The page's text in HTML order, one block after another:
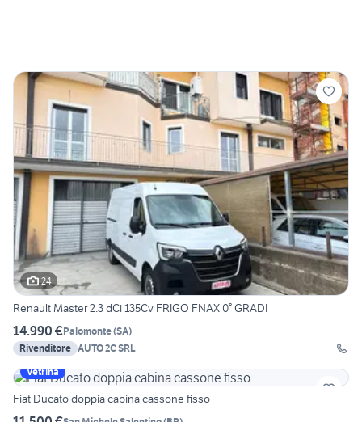
24
Renault Master 2.3 dCi 135Cv FRIGO FNAX 0° GRADI
14.990 €Palomonte(SA)
Rivenditore AUTO 2C SRL
Vetrina
Fiat Ducato doppia cabina cassone fisso